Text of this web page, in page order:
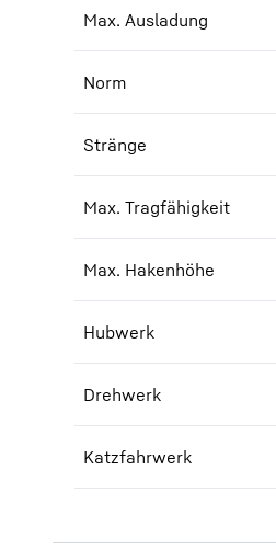
Max. Ausladung
Norm
Stränge
Max. Tragfähigkeit
Max. Hakenhöhe
Hubwerk
Drehwerk
Katzfahrwerk